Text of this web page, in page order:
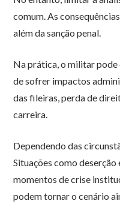
comum. As
além da sanção penal.
Na prática, o militar
de sofrer impactos
das fileiras, perda de
carreira.
Dependendo das
Situações como
momentos de crise
podem tornar o cenário